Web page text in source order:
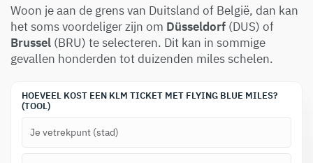
Woon je aan de grens van Duitsland of België, dan kan
het soms voordeliger zijn om Düsseldorf (DUS) of
Brussel (BRU) te selecteren. Dit kan in sommige
gevallen honderden tot duizenden miles schelen.
HOEVEEL KOST EEN KLM TICKET MET FLYING BLUE MILES?
(TOOL)